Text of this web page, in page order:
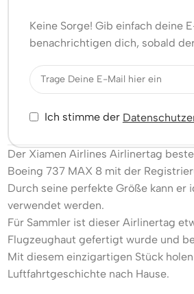
Keine Sorge! Gib einfach deine
benachrichtigen dich, sobald
Ich stimme der
Der Xiamen Airlines Airlinertag
Boeing 737 MAX 8 mit der
Durch seine perfekte Größe kann er
verwendet werden.
Für Sammler ist dieser Airlinertag
Flugzeughaut gefertigt wurde und
Mit diesem einzigartigen Stück
Luftfahrtgeschichte nach Hause.